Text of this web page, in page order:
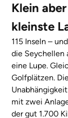
Klein
kleinste
115 Inseln –
die Seychellen
eine Lupe.
Golfplätzen.
mit zwei
der gut 1.700